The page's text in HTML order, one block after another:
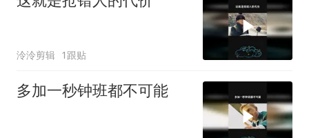
泠泠剪辑 1跟贴
多加一秒钟班都不可能